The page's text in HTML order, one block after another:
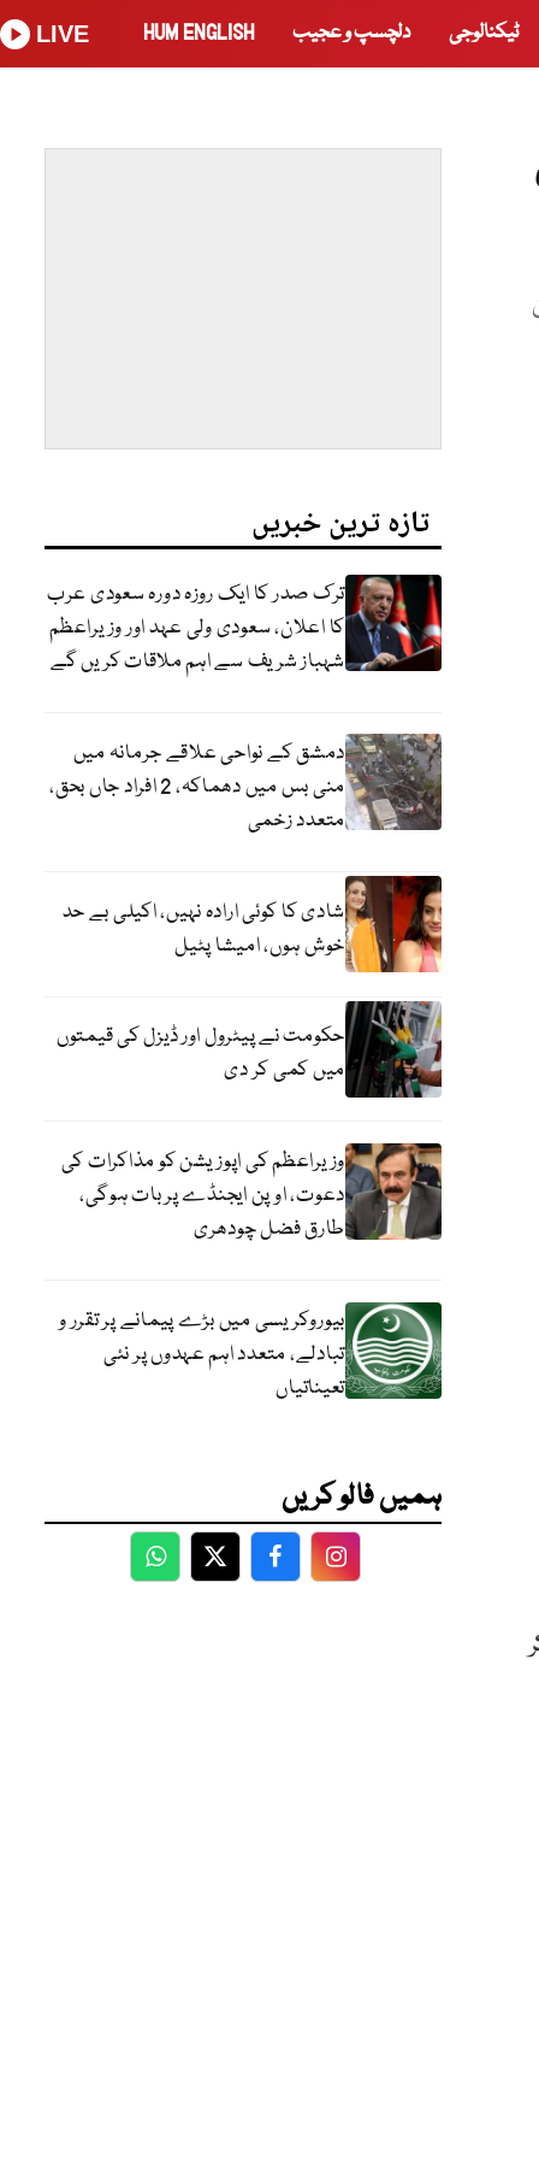
ٹیکنالوجی دلچسپ و عجیب HUM ENGLISH
LIVE
تازہ ترین خبریں
ترک صدر کا ایک روزہ دورہ سعودی عرب
کا اعلان، سعودی ولی عہد اور وزیراعظم
شہباز شریف سے اہم ملاقات کریں گے
دمشق کے نواحی علاقے جرمانہ میں
منی بس میں دھماکہ، 2 افراد جاں بحق،
متعدد زخمی
شادی کا کوئی ارادہ نہیں، اکیلی بے حد
خوش ہوں، امیشا پٹیل
حکومت نے پیٹرول اور ڈیزل کی قیمتوں
میں کمی کر دی
وزیراعظم کی اپوزیشن کو مذاکرات کی
دعوت، اوپن ایجنڈے پر بات ہوگی،
طارق فضل چودھری
بیوروکریسی میں بڑے پیمانے پر تقرر و
تبادلے، متعدد اہم عہدوں پر نئی
تعیناتیاں
ہمیں فالو کریں
WhatsApp
TwitterFacebookFacebook